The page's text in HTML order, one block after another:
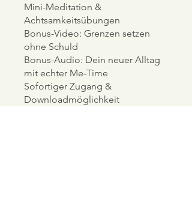
Mini-Meditation &
Achtsamkeitsübungen
Bonus-Video: Grenzen setzen
ohne Schuld
Bonus-Audio: Dein neuer Alltag
mit echter Me-Time
Sofortiger Zugang &
Downloadmöglichkeit